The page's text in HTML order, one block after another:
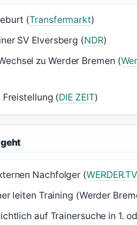
(Transfermarkt)
SV Elversberg (NDR)
zu Werder Bremen (
Freistellung (DIE ZEIT)
Nachfolger (
leiten Training (Werder
auf Trainersuche in 1.